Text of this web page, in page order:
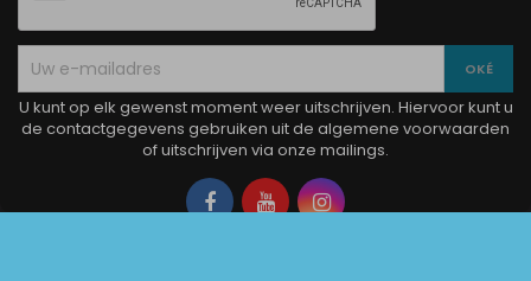
U kunt op elk gewenst moment weer uitschrijven. Hiervoor kunt u
de contactgegevens gebruiken uit de algemene voorwaarden
of uitschrijven via onze mailings.
Facebook
YouTubeInstagram